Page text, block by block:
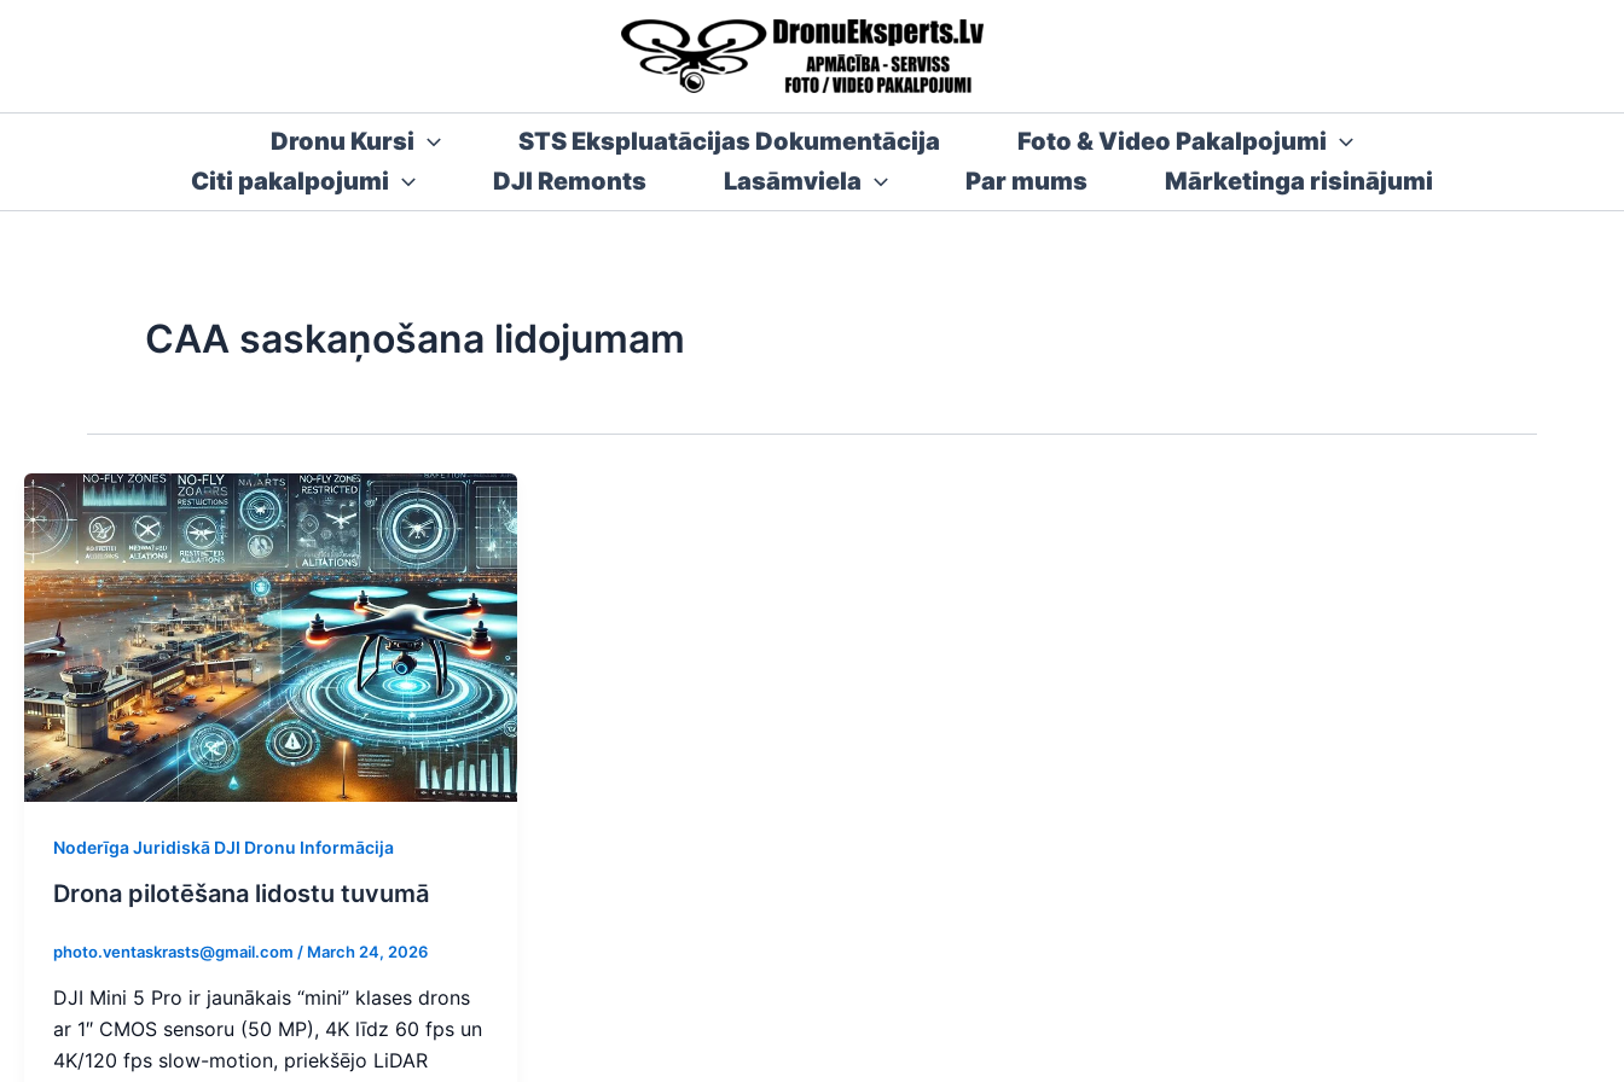
Dronu Kursi STS Ekspluatācijas Dokumentācija
Foto & Video Pakalpojumi
Citi pakalpojumi
DJI Remonts Lasāmviela Par mums Mārketinga risinājumi
CAA saskaņošana lidojumam
Noderīga Juridiskā DJI Dronu Informācija
Drona pilotēšana lidostu tuvumā
photo.ventaskrasts@gmail.com / March 24, 2026
DJI Mini 5 Pro ir jaunākais “mini” klases drons
ar 1″ CMOS sensoru (50 MP), 4K līdz 60 fps un
4K/120 fps slow-motion, priekšējo LiDAR